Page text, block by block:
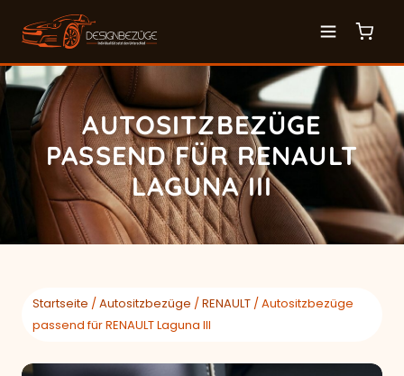
AUTOSITZBEZÜGE
PASSEND FÜR RENAULT
LAGUNA III
Startseite /Autositzbezüge /RENAULT / Autositzbezüge
passend für RENAULT Laguna III